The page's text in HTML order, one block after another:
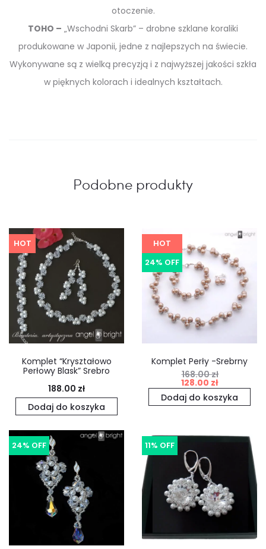
otoczenie.
TOHO – „Wschodni Skarb” – drobne szklane koraliki
produkowane w Japonii, jedne z najlepszych na świecie.
Wykonywane są z wielką precyzją i z najwyższej jakości szkła
w pięknych kolorach i idealnych kształtach.
Podobne produkty
HOT
Komplet “Kryształowo
Perłowy Blask” Srebro
188.00 zł
Dodaj do koszyka
HOT
24% OFF
Komplet Perły -Srebrny
168.00zł
Pierwotna
cena
168.00 zł.
128.00 zł
Aktualna
cena
128.00 zł.
Dodaj do koszyka
24% OFF 11% OFF